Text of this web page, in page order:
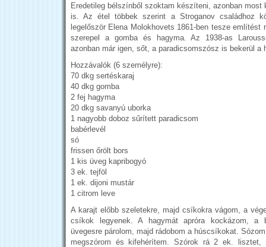
Eredetileg bélszínből szoktam készíteni, azonban most
is. Az étel többek szerint a Stroganov családhoz
legelőször Elena Molokhovets 1861-ben tesze említést
szerepel a gomba és hagyma. Az 1938-as
azonban már igen, sőt, a paradicsomszósz is bekerül a
Hozzávalók (6 személyre):
70 dkg sertéskaraj
40 dkg gomba
2 fej hagyma
20 dkg savanyú uborka
1 nagyobb doboz sűrített paradicsom
babérlevél
só
frissen őrölt bors
1 kis üveg kapribogyó
3 ek. tejföl
1 ek. dijoni mustár
1 citrom leve
A karajt előbb szeletekre, majd csíkokra vágom, a
csíkok legyenek. A hagymát apróra kockázom, a
üvegesre párolom, majd rádobom a húscsíkokat.
megszórom és kifehérítem. Szórok rá 2 ek. lisztet,